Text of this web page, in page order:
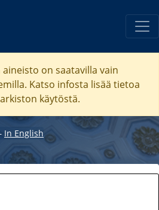
on saatavilla vain
Katso infosta lisää tietoa
käytöstä.
In English